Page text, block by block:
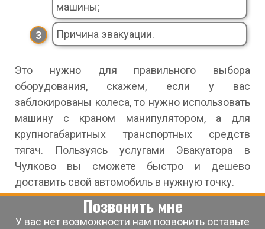
машины;
Причина эвакуации.
Это нужно для правильного выбора
оборудования, скажем, если у вас
заблокированы колеса, то нужно использовать
машину с краном манипулятором, а для
крупногабаритных транспортных средств
тягач. Пользуясь услугами Эвакуатора в
Чулково вы сможете быстро и дешево
доставить свой автомобиль в нужную точку.
Позвонить мне
У вас нет возможности нам позвонить оставьте